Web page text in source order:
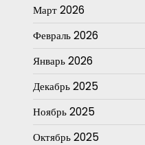
Март 2026
Февраль 2026
Январь 2026
Декабрь 2025
Ноябрь 2025
Октябрь 2025